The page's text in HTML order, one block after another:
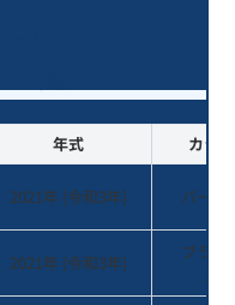
年式 カラー
2021年 (令和3年) パール
2021年 (令和3年)
ブラッ
系